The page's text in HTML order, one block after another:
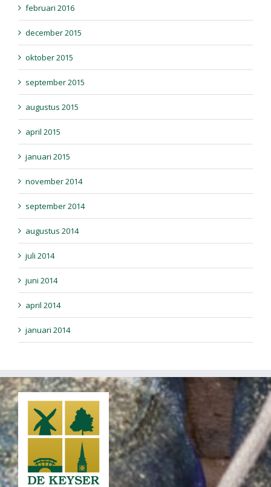
februari 2016
december 2015
oktober 2015
september 2015
augustus 2015
april 2015
januari 2015
november 2014
september 2014
augustus 2014
juli 2014
juni 2014
april 2014
januari 2014